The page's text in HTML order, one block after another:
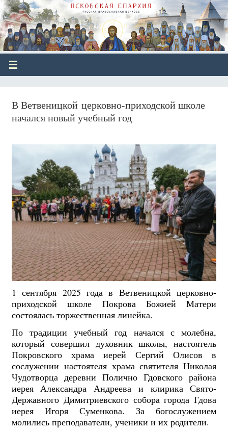
В Ветвеницкой церковно-приходской школе
начался новый учебный год
1 сентября 2025 года в Ветвеницкой церковно-
приходской школе Покрова Божией Матери
состоялась торжественная линейка.
По традиции учебный год начался с молебна,
который совершил духовник школы, настоятель
Покровского храма иерей Сергий Олисов в
сослужении настоятеля храма святителя Николая
Чудотворца деревни Полично Гдовского района
иерея Александра Андреева и клирика Свято-
Державного Димитриевского собора города Гдова
иерея Игоря Суменкова. За богослужением
молились преподаватели, ученики и их родители.